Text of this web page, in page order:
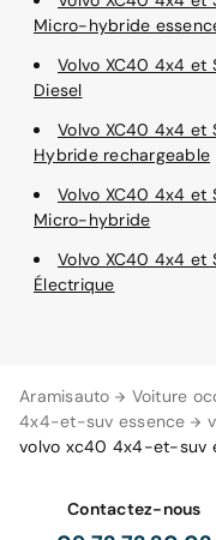
Aramisauto Voiture
4x4-et-suv essence
volvo xc40 4x4-et-suv
Micro-hybride
Volvo XC40 4x4 et
Diesel
Volvo XC40 4x4 et
Hybride rechargeable
Volvo XC40 4x4 et
Micro-hybride
Volvo XC40 4x4 et
Électrique
Contactez-nous